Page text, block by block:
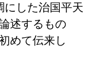
した治国平天
述するもの
めて伝来し